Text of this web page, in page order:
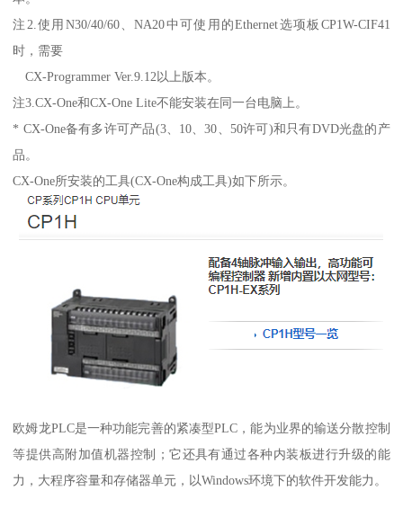
注2.使用N30/40/60、NA20中可使用的Ethernet选项板CP1W-CIF41
时，需要
CX-Programmer Ver.9.12以上版本。
注3.CX-One和CX-One Lite不能安装在同一台电脑上。
* CX-One备有多许可产品(3、10、30、50许可)和只有DVD光盘的产
品。
CX-One所安装的工具(CX-One构成工具)如下所示。
欧姆龙PLC是一种功能完善的紧凑型PLC，能为业界的输送分散控制
等提供高附加值机器控制；它还具有通过各种内装板进行升级的能
力，大程序容量和存储器单元，以Windows环境下的软件开发能力。